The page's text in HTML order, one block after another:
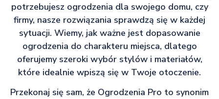
potrzebujesz ogrodzenia dla swojego domu, czy
firmy, nasze rozwiązania sprawdzą się w każdej
sytuacji. Wiemy, jak ważne jest dopasowanie
ogrodzenia do charakteru miejsca, dlatego
oferujemy szeroki wybór stylów i materiałów,
które idealnie wpiszą się w Twoje otoczenie.
Przekonaj się sam, że Ogrodzenia Pro to synonim